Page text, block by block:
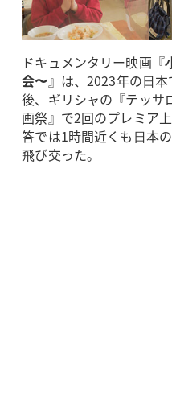
ドキュメンタリー映画『
会〜』は、2023年の⽇
後、ギリシャの『テッサ
画祭』で2回のプレミア
答では1時間近くも⽇本
⾶び交った。